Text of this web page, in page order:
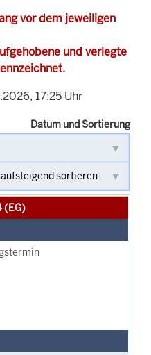
vor dem jeweiligen
und verlegte
17:25 Uhr
Datum und Sortierung
(EG)